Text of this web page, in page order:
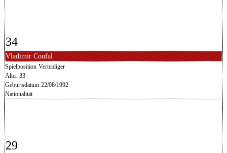
34
Vladimir Coufal
Spielposition Verteidiger
Alter 33
Geburtsdatum 22/08/1992
Nationalität
29